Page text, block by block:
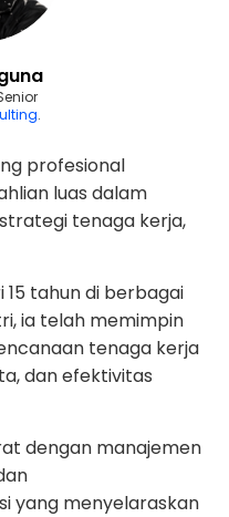
.
profesional
luas dalam
tenaga kerja,
tahun di berbagai
ia telah memimpin
tenaga kerja
dan efektivitas
dengan manajemen
yang menyelaraskan